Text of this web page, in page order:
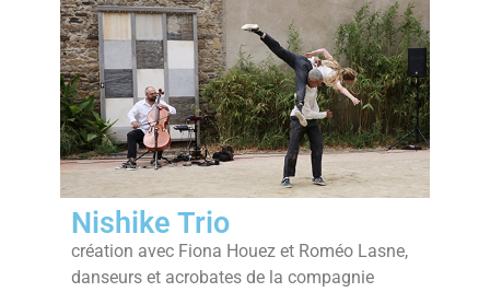
Nishike Trio
création avec Fiona Houez et Roméo Lasne,
danseurs et acrobates de la compagnie